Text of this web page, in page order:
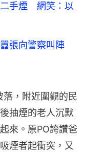
二手煙 網笑：以
張向警察叫陣
落，附近圍觀的民
抽煙的老人沉默
來。原PO誇讚爸
煙者起衝突，又